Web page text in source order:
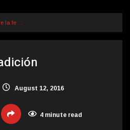
la fe…
August 12, 2016
4 minute read